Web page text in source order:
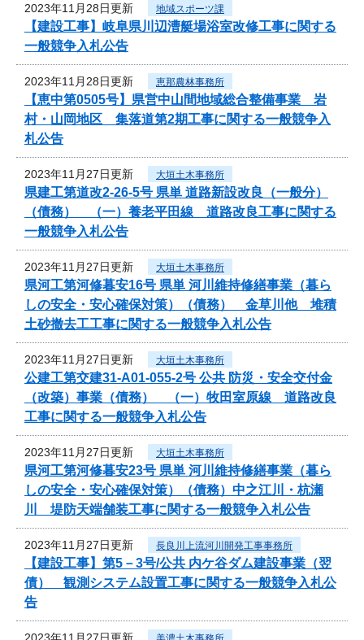
2023年11月28日更新 地域スポーツ課
【建設工事】岐阜県川辺漕艇場浴室改修工事に関する
一般競争入札公告
2023年11月28日更新 恵那農林事務所
【恵中第0505号】県営中山間地域総合整備事業 岩
村・山岡地区 集落道第2期工事に関する一般競争入
札公告
2023年11月27日更新 大垣土木事務所
県建工第道改2-26-5号 県単 道路新設改良（一般分）
（債務） （一）養老平田線 道路改良工事に関する
一般競争入札公告
2023年11月27日更新 大垣土木事務所
県河工第河修暮安16号 県単 河川維持修繕事業（暮ら
しの安全・安心確保対策）（債務） 金草川他 堆積
土砂撤去工工事に関する一般競争入札公告
2023年11月27日更新 大垣土木事務所
公建工第交建31-A01-055-2号 公共 防災・安全交付金
（改築）事業（債務） （一）牧田室原線 道路改良
工事に関する一般競争入札公告
2023年11月27日更新 大垣土木事務所
県河工第河修暮安23号 県単 河川維持修繕事業（暮ら
しの安全・安心確保対策）（債務）中之江川・杭瀬
川 堤防天端舗装工事に関する一般競争入札公告
2023年11月27日更新 長良川上流河川開発工事事務所
【建設工事】第5－3号/公共 内ケ谷ダム建設事業（翌
債） 観測システム設置工事に関する一般競争入札公
告